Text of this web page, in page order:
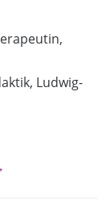
Ludwig-